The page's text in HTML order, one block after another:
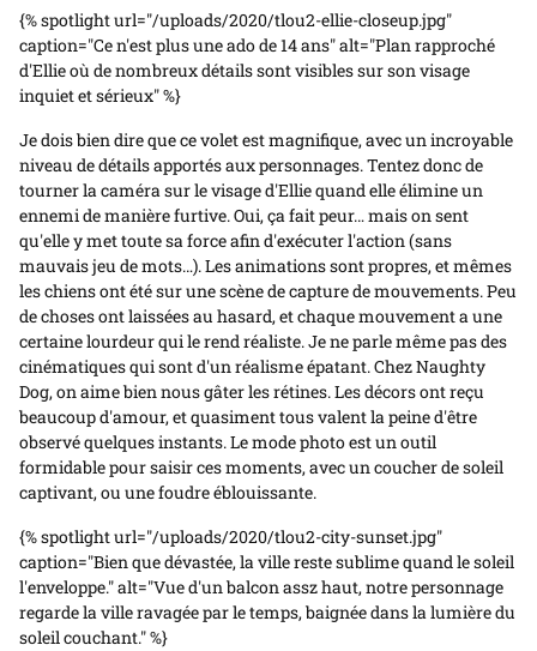
{% spotlight url="/uploads/2020/tlou2-ellie-closeup.jpg"
caption="Ce n'est plus une ado de 14 ans" alt="Plan rapproché
d'Ellie où de nombreux détails sont visibles sur son visage
inquiet et sérieux" %}
Je dois bien dire que ce volet est magnifique, avec un incroyable
niveau de détails apportés aux personnages. Tentez donc de
tourner la caméra sur le visage d'Ellie quand elle élimine un
ennemi de manière furtive. Oui, ça fait peur… mais on sent
qu'elle y met toute sa force afin d'exécuter l'action (sans
mauvais jeu de mots…). Les animations sont propres, et mêmes
les chiens ont été sur une scène de capture de mouvements. Peu
de choses ont laissées au hasard, et chaque mouvement a une
certaine lourdeur qui le rend réaliste. Je ne parle même pas des
cinématiques qui sont d'un réalisme épatant. Chez Naughty
Dog, on aime bien nous gâter les rétines. Les décors ont reçu
beaucoup d'amour, et quasiment tous valent la peine d'être
observé quelques instants. Le mode photo est un outil
formidable pour saisir ces moments, avec un coucher de soleil
captivant, ou une foudre éblouissante.
{% spotlight url="/uploads/2020/tlou2-city-sunset.jpg"
caption="Bien que dévastée, la ville reste sublime quand le soleil
l'enveloppe." alt="Vue d'un balcon assz haut, notre personnage
regarde la ville ravagée par le temps, baignée dans la lumière du
soleil couchant." %}